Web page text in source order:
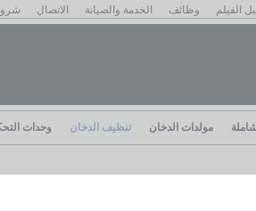
الفيلم وظائف الخدمة والصيانة الاتصال
مولدات الدخان تنظيف الدخان وحدات